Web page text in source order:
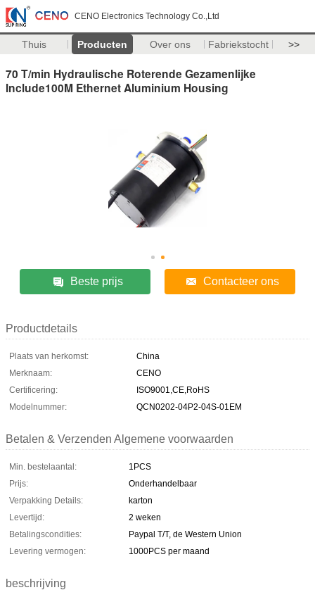
CENO Electronics Technology Co.,Ltd
Thuis Producten Over ons Fabriekstocht >>
70 T/min Hydraulische Roterende Gezamenlijke
Include100M Ethernet Aluminium Housing
Beste prijs Contacteer ons
Productdetails
Plaats van herkomst:
China
Merknaam:
CENO
Certificering:
ISO9001,CE,RoHS
Modelnummer:
QCN0202-04P2-04S-01EM
Betalen & Verzenden Algemene voorwaarden
Min. bestelaantal:
1PCS
Prijs:
Onderhandelbaar
Verpakking Details:
karton
Levertijd:
2 weken
Betalingscondities:
Paypal T/T, de Western Union
Levering vermogen:
1000PCS per maand
beschrijving